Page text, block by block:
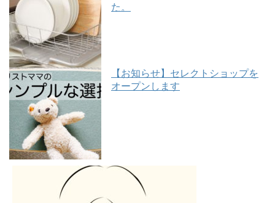
た。
【お知らせ】セレクトショップを
オープンします